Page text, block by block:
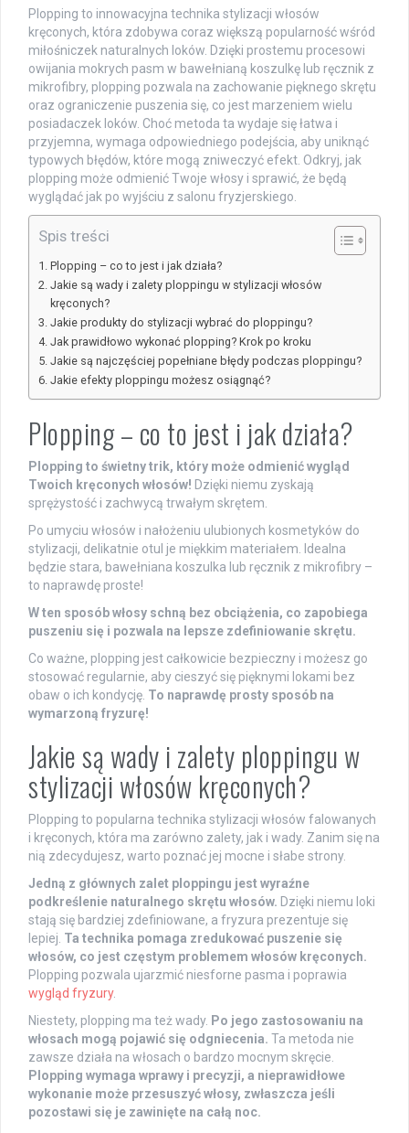
Plopping to innowacyjna technika stylizacji włosów
kręconych, która zdobywa coraz większą popularność wśród
miłośniczek naturalnych loków. Dzięki prostemu procesowi
owijania mokrych pasm w bawełnianą koszulkę lub ręcznik z
mikrofibry, plopping pozwala na zachowanie pięknego skrętu
oraz ograniczenie puszenia się, co jest marzeniem wielu
posiadaczek loków. Choć metoda ta wydaje się łatwa i
przyjemna, wymaga odpowiedniego podejścia, aby uniknąć
typowych błędów, które mogą zniweczyć efekt. Odkryj, jak
plopping może odmienić Twoje włosy i sprawić, że będą
wyglądać jak po wyjściu z salonu fryzjerskiego.
Spis treści
Plopping – co to jest i jak działa?
Jakie są wady i zalety ploppingu w stylizacji włosów
kręconych?
Jakie produkty do stylizacji wybrać do ploppingu?
Jak prawidłowo wykonać plopping? Krok po kroku
Jakie są najczęściej popełniane błędy podczas ploppingu?
Jakie efekty ploppingu możesz osiągnąć?
Plopping – co to jest i jak działa?
Plopping to świetny trik, który może odmienić wygląd
Twoich kręconych włosów! Dzięki niemu zyskają
sprężystość i zachwycą trwałym skrętem.
Po umyciu włosów i nałożeniu ulubionych kosmetyków do
stylizacji, delikatnie otul je miękkim materiałem. Idealna
będzie stara, bawełniana koszulka lub ręcznik z mikrofibry –
to naprawdę proste!
W ten sposób włosy schną bez obciążenia, co zapobiega
puszeniu się i pozwala na lepsze zdefiniowanie skrętu.
Co ważne, plopping jest całkowicie bezpieczny i możesz go
stosować regularnie, aby cieszyć się pięknymi lokami bez
obaw o ich kondycję. To naprawdę prosty sposób na
wymarzoną fryzurę!
Jakie są wady i zalety ploppingu w
stylizacji włosów kręconych?
Plopping to popularna technika stylizacji włosów falowanych
i kręconych, która ma zarówno zalety, jak i wady. Zanim się na
nią zdecydujesz, warto poznać jej mocne i słabe strony.
Jedną z głównych zalet ploppingu jest wyraźne
podkreślenie naturalnego skrętu włosów. Dzięki niemu loki
stają się bardziej zdefiniowane, a fryzura prezentuje się
lepiej. Ta technika pomaga zredukować puszenie się
włosów, co jest częstym problemem włosów kręconych.
Plopping pozwala ujarzmić niesforne pasma i poprawia
wygląd fryzury.
Niestety, plopping ma też wady. Po jego zastosowaniu na
włosach mogą pojawić się odgniecenia. Ta metoda nie
zawsze działa na włosach o bardzo mocnym skręcie.
Plopping wymaga wprawy i precyzji, a nieprawidłowe
wykonanie może przesuszyć włosy, zwłaszcza jeśli
pozostawi się je zawinięte na całą noc.